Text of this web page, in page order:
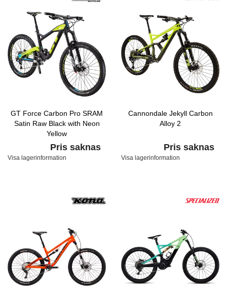
GT Force Carbon Pro SRAM
Satin Raw Black with Neon
Yellow
Pris saknas
Visa lagerinformation
Cannondale Jekyll Carbon
Alloy 2
Pris saknas
Visa lagerinformation